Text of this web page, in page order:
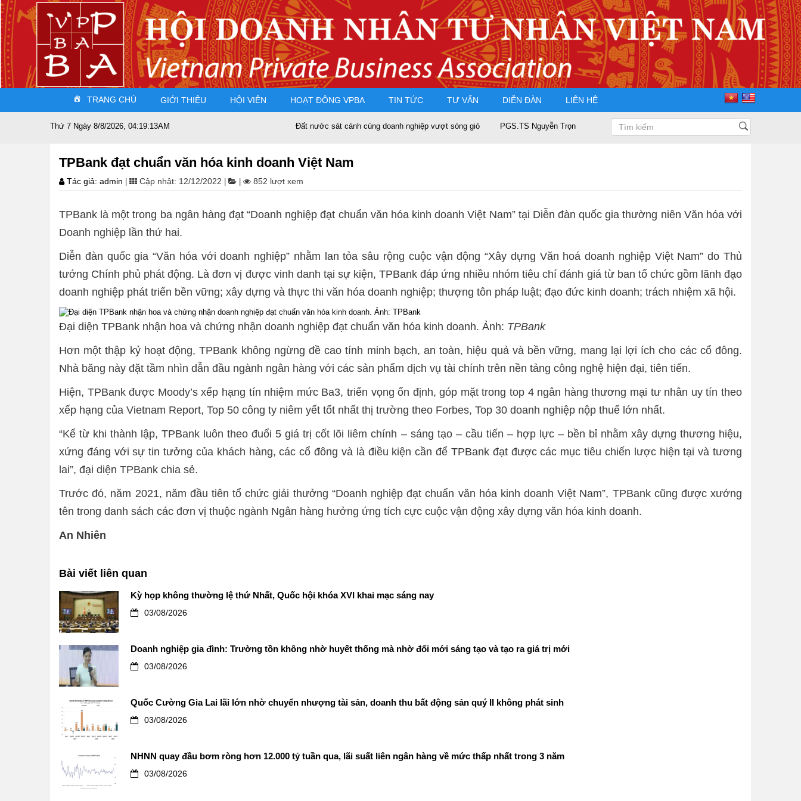
TRANG CHỦ GIỚI THIỆU HỘI VIÊN HOẠT ĐỘNG VPBA TIN TỨC TƯ VẤN DIỄN ĐÀN LIÊN HỆ
Thứ 7 Ngày 8/8/2026, 04:19:14AM Đất nước sát cánh cùng doanh nghiệp vượt sóng gió PGS.TS Nguyễn Trọng Điều tái đắc cử Chủ tịch Hội Doanh nhân Tư nhân Việt Nam
TPBank đạt chuẩn văn hóa kinh doanh Việt Nam
Tác giả: admin Cập nhật: 12/12/2022 852 lượt xem
TPBank là một trong ba ngân hàng đạt “Doanh nghiệp đạt chuẩn văn hóa kinh doanh Việt Nam” tại Diễn đàn quốc gia thường niên Văn hóa với
Doanh nghiệp lần thứ hai.
Diễn đàn quốc gia “Văn hóa với doanh nghiệp” nhằm lan tỏa sâu rộng cuộc vận động “Xây dựng Văn hoá doanh nghiệp Việt Nam” do Thủ
tướng Chính phủ phát động. Là đơn vị được vinh danh tại sự kiện, TPBank đáp ứng nhiều nhóm tiêu chí đánh giá từ ban tổ chức gồm lãnh đạo
doanh nghiệp phát triển bền vững; xây dựng và thực thi văn hóa doanh nghiệp; thượng tôn pháp luật; đạo đức kinh doanh; trách nhiệm xã hội.
Đại diện TPBank nhận hoa và chứng nhận doanh nghiệp đạt chuẩn văn hóa kinh doanh. Ảnh: TPBank
Hơn một thập kỷ hoạt động, TPBank không ngừng đề cao tính minh bạch, an toàn, hiệu quả và bền vững, mang lại lợi ích cho các cổ đông.
Nhà băng này đặt tầm nhìn dẫn đầu ngành ngân hàng với các sản phẩm dịch vụ tài chính trên nền tảng công nghệ hiện đại, tiên tiến.
Hiện, TPBank được Moody’s xếp hạng tín nhiệm mức Ba3, triển vọng ổn định, góp mặt trong top 4 ngân hàng thương mại tư nhân uy tín theo
xếp hạng của Vietnam Report, Top 50 công ty niêm yết tốt nhất thị trường theo Forbes, Top 30 doanh nghiệp nộp thuế lớn nhất.
“Kể từ khi thành lập, TPBank luôn theo đuổi 5 giá trị cốt lõi liêm chính – sáng tạo – cầu tiến – hợp lực – bền bỉ nhằm xây dựng thương hiệu,
xứng đáng với sự tin tưởng của khách hàng, các cổ đông và là điều kiện cần để TPBank đạt được các mục tiêu chiến lược hiện tại và tương
lai”, đại diện TPBank chia sẻ.
Trước đó, năm 2021, năm đầu tiên tổ chức giải thưởng “Doanh nghiệp đạt chuẩn văn hóa kinh doanh Việt Nam”, TPBank cũng được xướng
tên trong danh sách các đơn vị thuộc ngành Ngân hàng hưởng ứng tích cực cuộc vận động xây dựng văn hóa kinh doanh.
An Nhiên
Bài viết liên quan
Kỳ họp không thường lệ thứ Nhất, Quốc hội khóa XVI khai mạc sáng nay
03/08/2026
Doanh nghiệp gia đình: Trường tồn không nhờ huyết thống mà nhờ đổi mới sáng tạo và tạo ra giá trị mới
03/08/2026
Quốc Cường Gia Lai lãi lớn nhờ chuyển nhượng tài sản, doanh thu bất động sản quý II không phát sinh
03/08/2026
NHNN quay đầu bơm ròng hơn 12.000 tỷ tuần qua, lãi suất liên ngân hàng về mức thấp nhất trong 3 năm
03/08/2026